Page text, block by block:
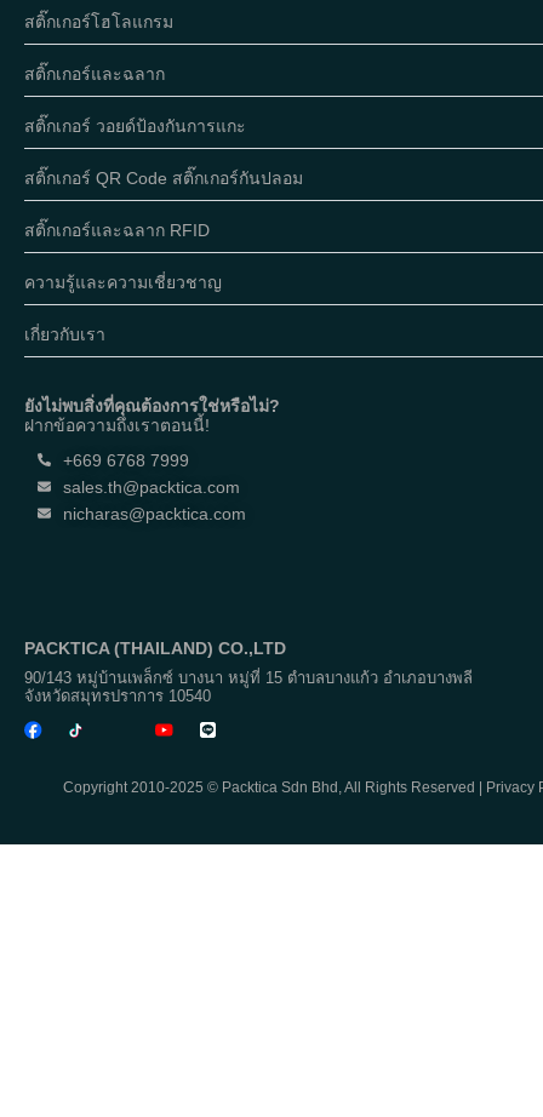
สติ๊กเกอร์โฮโลแกรม
สติ๊กเกอร์และฉลาก
สติ๊กเกอร์ วอยด์ป้องกันการแกะ
สติ๊กเกอร์ QR Code สติ๊กเกอร์กันปลอม
สติ๊กเกอร์และฉลาก RFID
ความรู้และความเชี่ยวชาญ
เกี่ยวกับเรา
ยังไม่พบสิ่งที่คุณต้องการใช่หรือไม่?
ฝากข้อความถึงเราตอนนี้!
+669 6768 7999
sales.th@packtica.com
nicharas@packtica.com
PACKTICA (THAILAND) CO.,LTD
90/143 หมู่บ้านเพล็กซ์ บางนา หมู่ที่ 15 ตำบลบางแก้ว อำเภอบางพลี
จังหวัดสมุทรปราการ 10540
Copyright 2010-2025 © Packtica Sdn Bhd, All Rights Reserved | Privacy